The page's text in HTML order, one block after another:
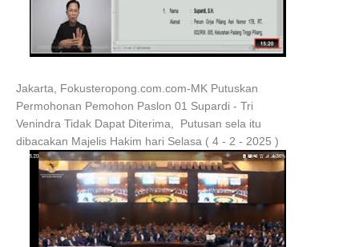
Jakarta, Fokusteropong.com.com-MK Putuskan
Permohonan Pemohon Paslon 01 Supardi - Tri
Venindra Tidak Dapat Diterima, Putusan sela itu
dibacakan Majelis Hakim hari Selasa ( 4 - 2 - 2025 )